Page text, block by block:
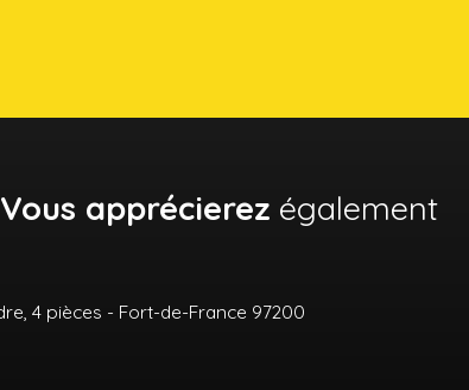
Vous apprécierez également